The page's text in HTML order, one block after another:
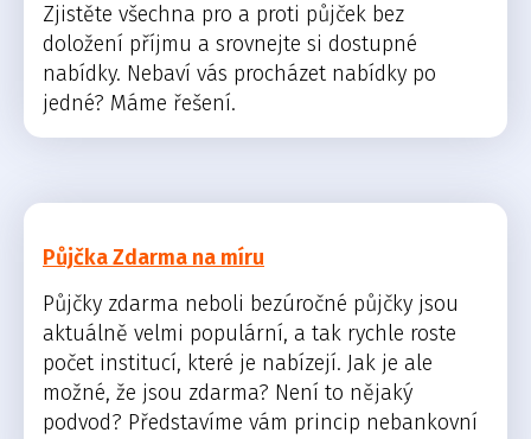
Zjistěte všechna pro a proti půjček bez
doložení příjmu a srovnejte si dostupné
nabídky. Nebaví vás procházet nabídky po
jedné? Máme řešení.
Půjčka Zdarma na míru
Půjčky zdarma neboli bezúročné půjčky jsou
aktuálně velmi populární, a tak rychle roste
počet institucí, které je nabízejí. Jak je ale
možné, že jsou zdarma? Není to nějaký
podvod? Představíme vám princip nebankovní